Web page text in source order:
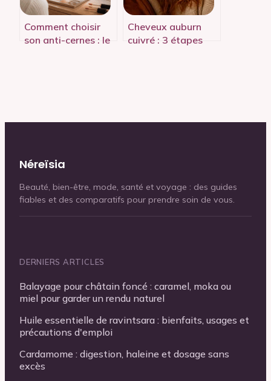
Comment choisir
son anti-cernes : le
Cheveux auburn
cuivré : 3 étapes
Néreïsia
Beauté, bien-être, mode, santé et voyage : des guides
fiables et des comparatifs pour prendre soin de vous.
DERNIERS ARTICLES
Balayage pour châtain foncé : caramel, moka ou
miel pour garder un rendu naturel
Huile essentielle de ravintsara : bienfaits, usages et
précautions d'emploi
Cardamome : digestion, haleine et dosage sans
excès